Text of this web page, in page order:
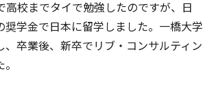
校までタイで勉強したのですが、日
奨学金で日本に留学しました。一橋大学
、卒業後、新卒でリブ・コンサルティン